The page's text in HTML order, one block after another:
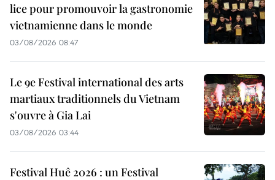
lice pour promouvoir la gastronomie
vietnamienne dans le monde
03/08/2026 08:47
Le 9e Festival international des arts
martiaux traditionnels du Vietnam
s'ouvre à Gia Lai
03/08/2026 03:44
Festival Huê 2026 : un Festival